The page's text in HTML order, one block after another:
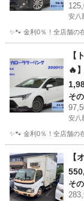
安八
✨🐾 金利0％！全店舗の
【
🔥
ま
そ
安八
✨🐾 金利0％！全店舗の
岐阜 安八郡
【
そ